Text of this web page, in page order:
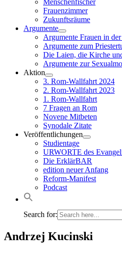
Menschenfischer
Frauenzimmer
Zukunftsräume
Argumente
Argumente Frauen in
Argumente zum
Die Laien, die Kirche
Argumente zur
Aktion
3. Rom-Wallfahrt 2024
2. Rom-Wallfahrt 2023
1. Rom-Wallfahrt
7 Fragen an Rom
Novene Mitbeten
Synodale Zitate
Veröffentlichungen
Studientage
URWORTE des
Die ErklärBAR
edition neuer Anfang
Reform-Manifest
Podcast
Search for:
Andrzej Kucinski